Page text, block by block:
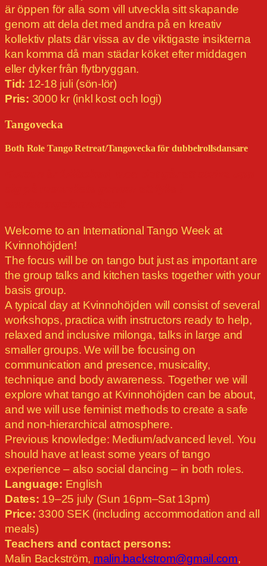
är öppen för alla som vill utveckla sitt skapande
genom att dela det med andra på en kreativ
kollektiv plats där vissa av de viktigaste insikterna
kan komma då man städar köket efter middagen
eller dyker från flytbryggan.
Tid: 12-18 juli (sön-lör)
Pris: 3000 kr (inkl kost och logi)
Tangovecka
Both Role Tango Retreat/Tangovecka för dubbelrollsdansare
Welcome to an International Tango Week at
Kvinnohöjden!
The focus will be on tango but just as important are
the group talks and kitchen tasks together with your
basis group.
A typical day at Kvinnohöjden will consist of several
workshops, practica with instructors ready to help,
relaxed and inclusive milonga, talks in large and
smaller groups. We will be focusing on
communication and presence, musicality,
technique and body awareness. Together we will
explore what tango at Kvinnohöjden can be about,
and we will use feminist methods to create a safe
and non-hierarchical atmosphere.
Previous knowledge: Medium/advanced level. You
should have at least some years of tango
experience – also social dancing – in both roles.
Language: English
Dates: 19–25 july (Sun 16pm–Sat 13pm)
Price: 3300 SEK (including accommodation and all
meals)
Teachers and contact persons:
Malin Backström, malin.backstrom@gmail.com,